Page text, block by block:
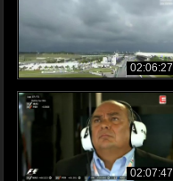
02:06:27
02:07:47